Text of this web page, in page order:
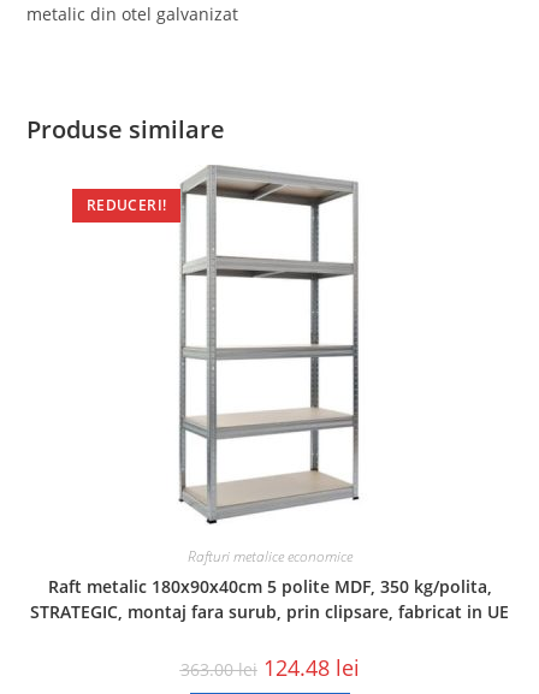
metalic din otel galvanizat
Produse similare
REDUCERI!
Rafturi metalice economice
Raft metalic 180x90x40cm 5 polite MDF, 350 kg/polita,
STRATEGIC, montaj fara surub, prin clipsare, fabricat in UE
363.00lei 124.48 lei